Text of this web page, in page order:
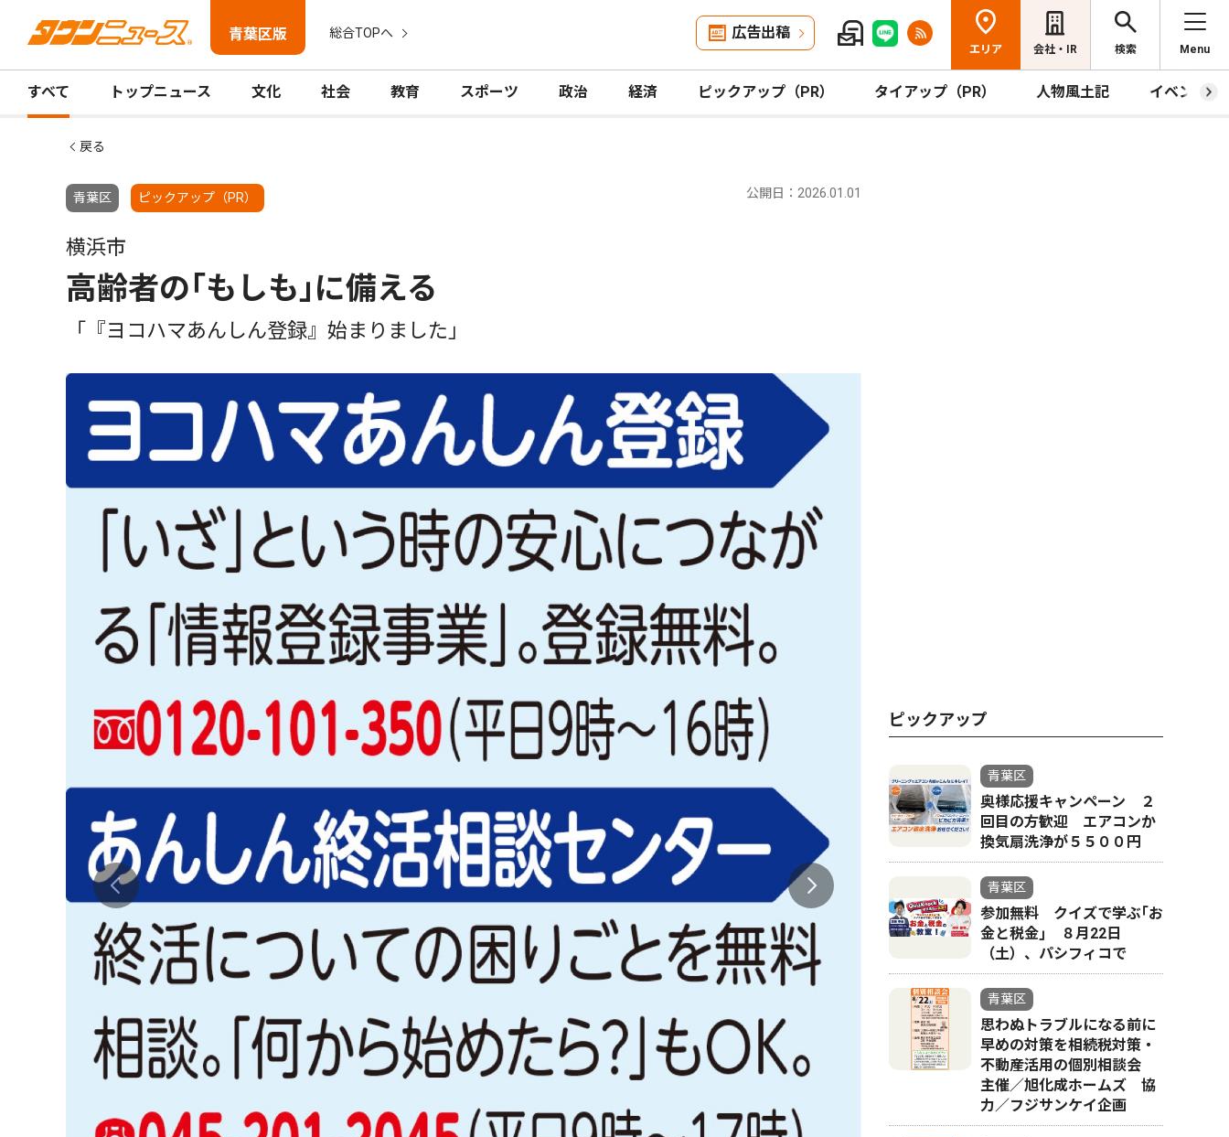
青葉区版 総合TOPへ 広告出稿
エリア 会社・IR 検索 Menu
すべて トップニュース 文化 社会 教育 スポーツ 政治 経済 ピックアップ（PR） タイアップ（PR） 人物風土記 イベント
戻る
青葉区 ピックアップ（PR） 公開日：2026.01.01
横浜市
高齢者の｢もしも｣に備える
「『ヨコハマあんしん登録』始まりました」
ピックアップ
青葉区
奥様応援キャンペーン ２
回目の方歓迎 エアコンか
換気扇洗浄が５５００円
青葉区
参加無料 クイズで学ぶ｢お
金と税金｣ ８月22日
（土）、パシフィコで
青葉区
思わぬトラブルになる前に
早めの対策を相続税対策・
不動産活用の個別相談会
主催／旭化成ホームズ 協
力／フジサンケイ企画